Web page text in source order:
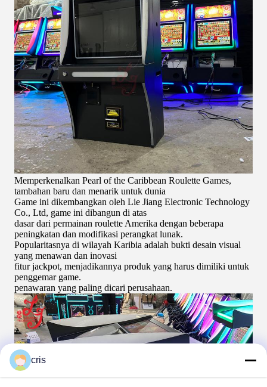
Memperkenalkan Pearl of the Caribbean Roulette Games,
tambahan baru dan menarik untuk dunia
Game ini dikembangkan oleh Lie Jiang Electronic Technology
Co., Ltd, game ini dibangun di atas
dasar dari permainan roulette Amerika dengan beberapa
peningkatan dan modifikasi perangkat lunak.
Popularitasnya di wilayah Karibia adalah bukti desain visual
yang menawan dan inovasi
fitur jackpot, menjadikannya produk yang harus dimiliki untuk
penggemar game.
penawaran yang paling dicari perusahaan.
cris